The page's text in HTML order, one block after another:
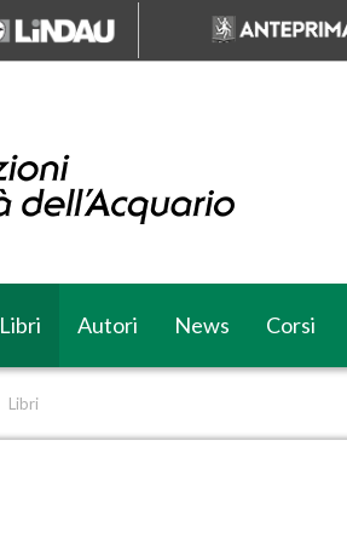
Libri Autori News Corsi
Libri